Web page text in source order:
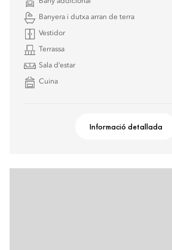
Banyera i dutxa arran de terra
Vestidor
Terrassa
Sala d’estar
Cuina
Informació detallada